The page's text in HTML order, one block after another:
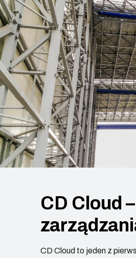
CD Cloud
CD Cloud to jeden z